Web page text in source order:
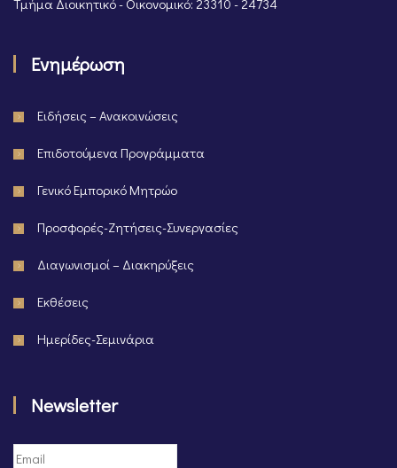
Τμήμα Διοικητικό - Οικονομικό: 23310 - 24734
Ενημέρωση
Ειδήσεις – Ανακοινώσεις
Επιδοτούμενα Προγράμματα
Γενικό Εμπορικό Μητρώο
Προσφορές-Ζητήσεις-Συνεργασίες
Διαγωνισμοί – Διακηρύξεις
Εκθέσεις
Ημερίδες-Σεμινάρια
Newsletter